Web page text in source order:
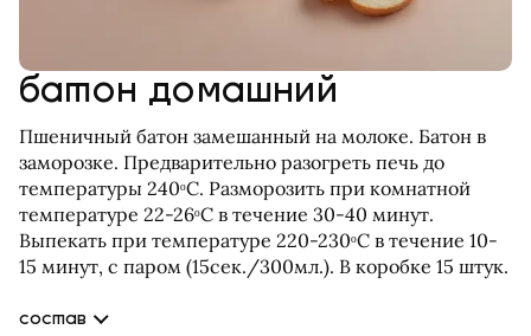
батон домашний
Пшеничный батон замешанный на молоке. Батон в
заморозке. Предварительно разогреть печь до
температуры 240ᵒС. Разморозить при комнатной
температуре 22-26ᵒС в течение 30-40 минут.
Выпекать при температуре 220-230ᵒС в течение 10-
15 минут, с паром (15сек./300мл.). В коробке 15 штук.
состав